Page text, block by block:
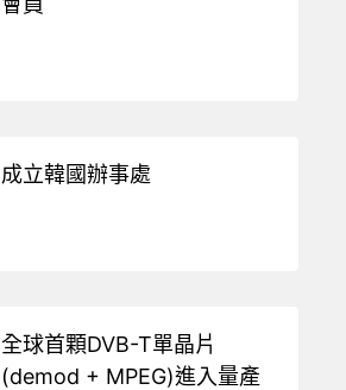
成立韓國辦事處
全球首顆DVB-T單晶片
(demod + MPEG)進入量產